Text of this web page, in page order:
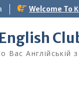
Welcome To
Вас Англійській